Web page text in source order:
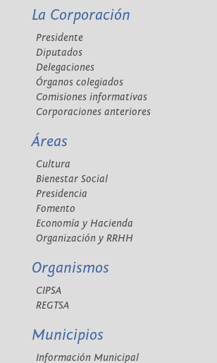
La Corporación
Presidente
Diputados
Delegaciones
Órganos colegiados
Comisiones informativas
Corporaciones anteriores
Áreas
Cultura
Bienestar Social
Presidencia
Fomento
Economía y Hacienda
Organización y RRHH
Organismos
CIPSA
REGTSA
Municipios
Información Municipal